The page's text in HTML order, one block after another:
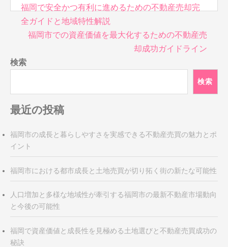
投
稿
ナ
ゲ
ー
ョ
ン
福岡で安全かつ有利に進めるための不動産売却完
全ガイドと地域特性解説
福岡市での資産価値を最大化するための不動産売
却成功ガイドライン
検索
検索
最近の投稿
福岡市の成長と暮らしやすさを実感できる不動産売買の魅力とポ
イント
福岡市における都市成長と土地売買が切り拓く街の新たな可能性
人口増加と多様な地域性が牽引する福岡市の最新不動産市場動向
と今後の可能性
福岡で資産価値と成長性を見極める土地選びと不動産売買成功の
秘訣